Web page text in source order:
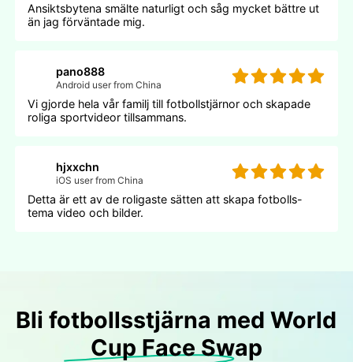
Ansiktsbytena smälte naturligt och såg mycket bättre ut
än jag förväntade mig.
pano888
Android user from China
Vi gjorde hela vår familj till fotbollstjärnor och skapade
roliga sportvideor tillsammans.
hjxxchn
iOS user from China
Detta är ett av de roligaste sätten att skapa fotbolls-
tema video och bilder.
Bli fotbollsstjärna med World
Cup Face Swap